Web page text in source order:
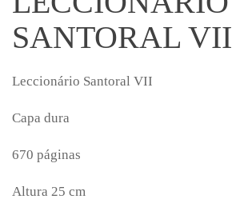
SANTORAL VII
Leccionário Santoral VII
Capa dura
670 páginas
Altura 25 cm